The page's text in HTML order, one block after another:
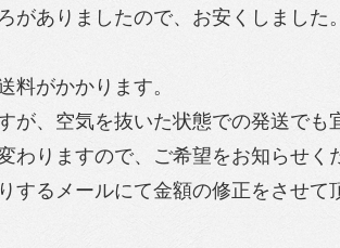
がありましたので、お安くしました
料がかかります。
が、空気を抜いた状態での発送でも
わりますので、ご希望をお知らせく
するメールにて金額の修正をさせて